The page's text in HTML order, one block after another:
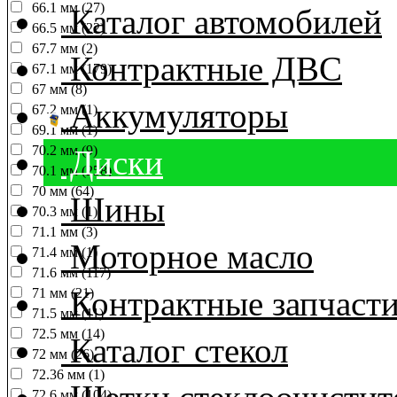
66.1 мм (27)
66.5 мм (22)
67.7 мм (2)
67.1 мм (179)
67 мм (8)
67.2 мм (1)
69.1 мм (1)
70.2 мм (9)
70.1 мм (258)
70 мм (64)
70.3 мм (1)
71.1 мм (3)
71.4 мм (1)
71.6 мм (117)
71 мм (21)
71.5 мм (11)
72.5 мм (14)
72 мм (26)
72.36 мм (1)
Каталог автомобилей
Контрактные ДВС
Аккумуляторы
Диски
Шины
Моторное масло
Контрактные
Каталог стекол